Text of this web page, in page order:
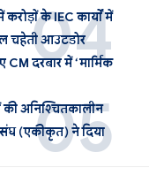
के IEC कार्यों में
चहेती आउटडोर
दरबार में ‘मार्मिक
की अनिश्चितकालीन
(एकीकृत) ने दिया